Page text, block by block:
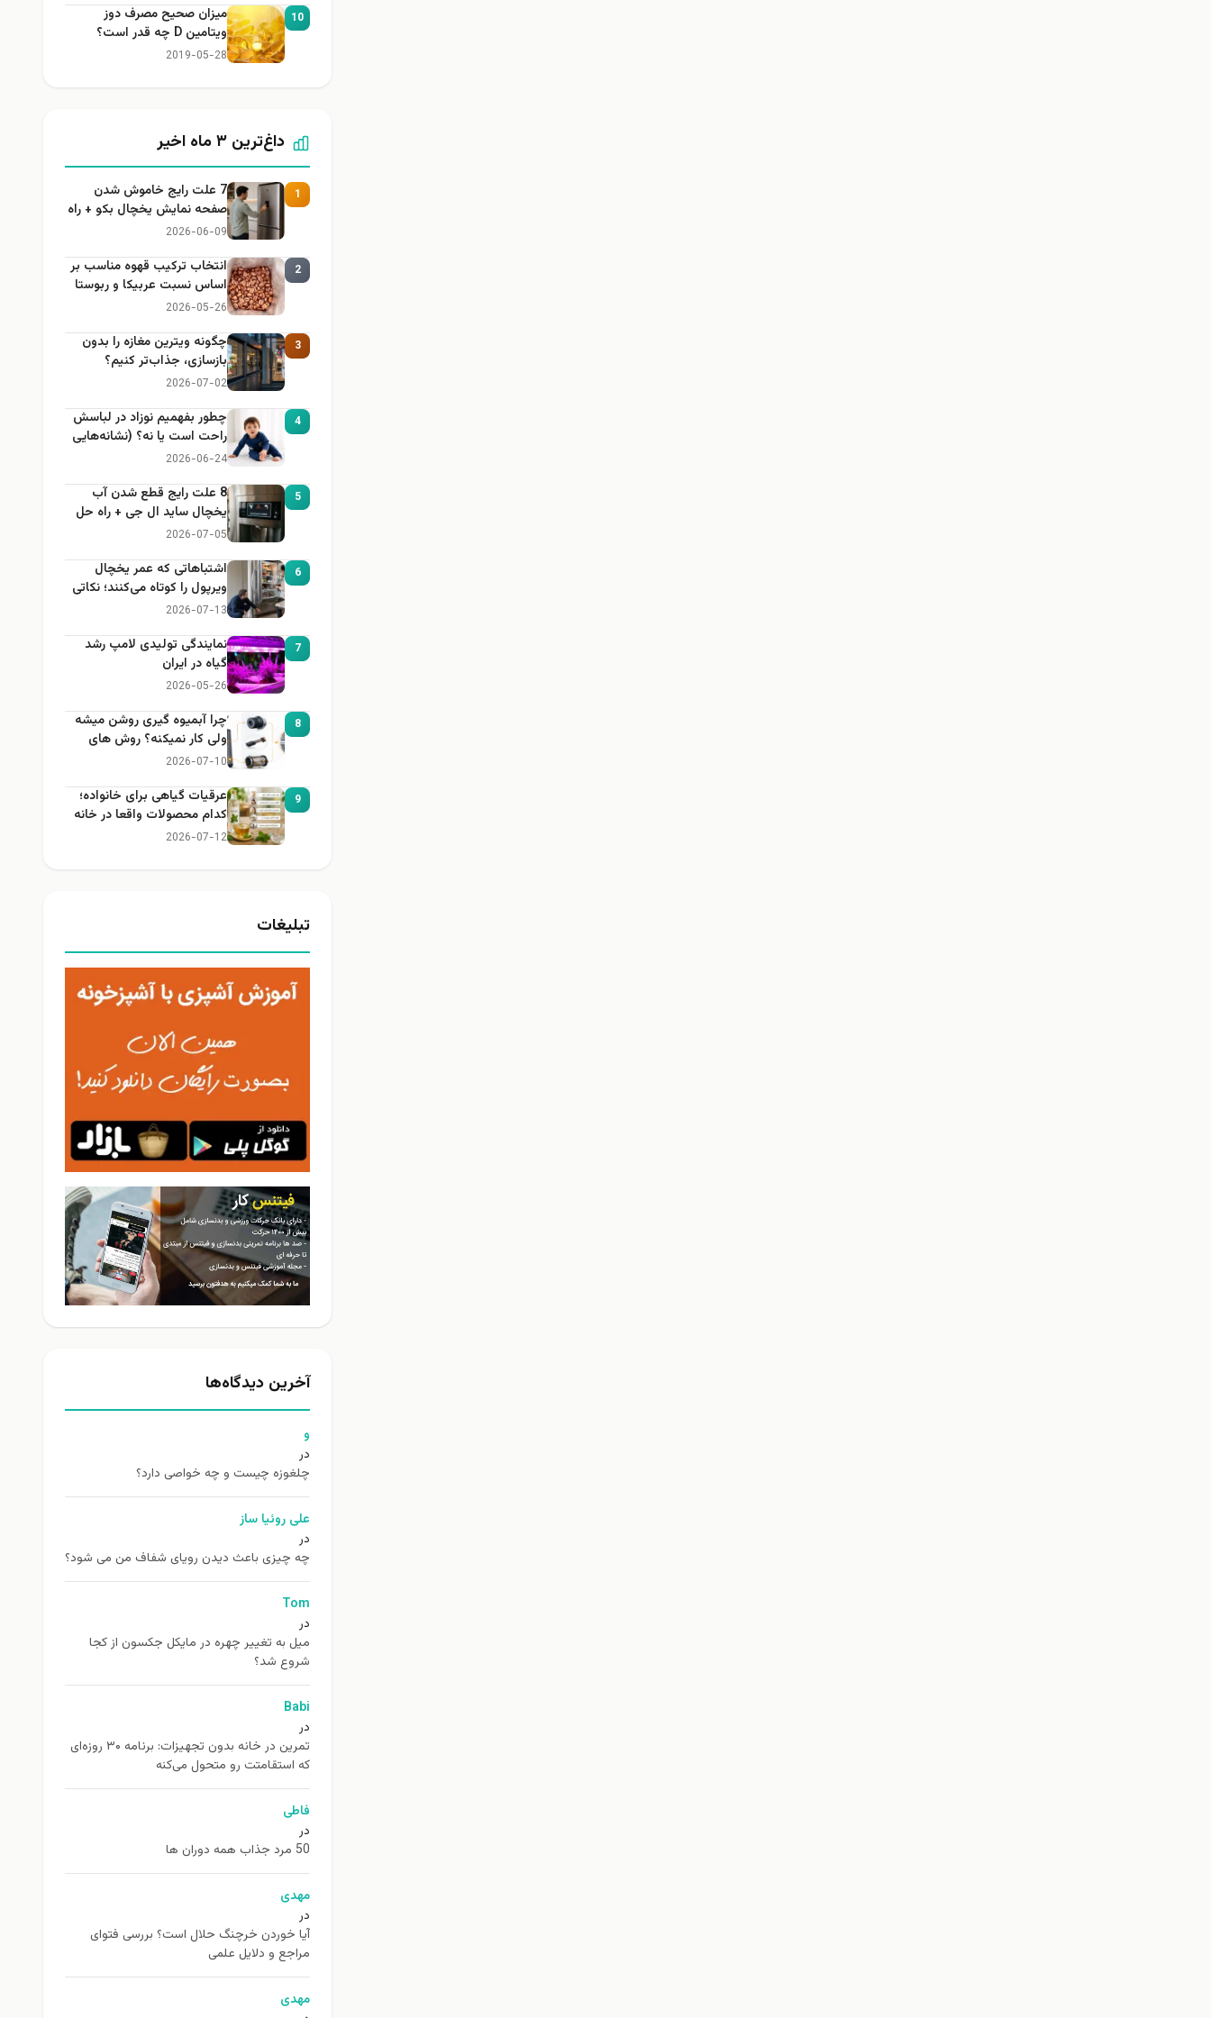
10
میزان صحیح مصرف دوز
ویتامین D چه قدر است؟
2019-05-28
داغ‌ترین ۳ ماه اخیر
1
7 علت رایج خاموش شدن
صفحه نمایش یخچال بکو + راه
حل
2026-06-09
2
انتخاب ترکیب قهوه مناسب بر
اساس نسبت عربیکا و ربوستا
2026-05-26
3
چگونه ویترین مغازه را بدون
بازسازی، جذاب‌تر کنیم؟
2026-07-02
4
چطور بفهمیم نوزاد در لباسش
راحت است یا نه؟ (نشانه‌هایی
که هر مادر باید بداند)
2026-06-24
5
8 علت رایج قطع شدن آب
یخچال ساید ال جی + راه حل
2026-07-05
6
اشتباهاتی که عمر یخچال
ویرپول را کوتاه می‌کنند؛ نکاتی
که باید بدانید
2026-07-13
7
نمایندگی تولیدی لامپ رشد
گیاه در ایران
2026-05-26
8
چرا آبمیوه گیری روشن میشه
ولی کار نمیکنه؟ روش های
عیب یابی
2026-07-10
9
عرقیات گیاهی برای خانواده؛
کدام محصولات واقعا در خانه
کاربرد دارند؟
2026-07-12
تبلیغات
آخرین دیدگاه‌ها
و
در
چلغوزه چیست و چه خواصی دارد؟
علی روئیا ساز
در
چه چیزی باعث دیدن رویای شفاف من می شود؟
Tom
در
ميل به تغيير چهره در مایکل جکسون از كجا
شروع شد؟
Babi
در
تمرین در خانه بدون تجهیزات: برنامه ۳۰ روزه‌ای
که استقامتت رو متحول می‌کنه
فاطی
در
50 مرد جذاب همه دوران ها
مهدی
در
آیا خوردن خرچنگ حلال است؟ بررسی فتوای
مراجع و دلایل علمی
مهدی